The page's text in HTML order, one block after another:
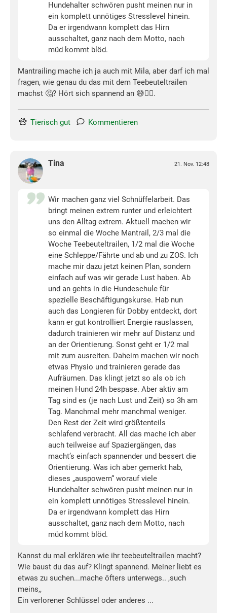
Hundehalter schwören pusht meinen nur in
ein komplett unnötiges Stresslevel hinein.
Da er irgendwann komplett das Hirn
ausschaltet, ganz nach dem Motto, nach
müd kommt blöd.
Mantrailing mache ich ja auch mit Mila, aber darf ich mal
fragen, wie genau du das mit dem Teebeuteltrailen
machst 🤔? Hört sich spannend an 😅👍🏻.
Tierisch gut Kommentieren
Tina 21. Nov. 12:48
Wir machen ganz viel Schnüffelarbeit. Das
bringt meinen extrem runter und erleichtert
uns den Alltag extrem. Aktuell machen wir
so einmal die Woche Mantrail, 2/3 mal die
Woche Teebeuteltrailen, 1/2 mal die Woche
eine Schleppe/Fährte und ab und zu ZOS. Ich
mache mir dazu jetzt keinen Plan, sondern
einfach auf was wir gerade Lust haben. Ab
und an gehts in die Hundeschule für
spezielle Beschäftigungskurse. Hab nun
auch das Longieren für Dobby entdeckt, dort
kann er gut kontrolliert Energie rauslassen,
dadurch trainieren wir mehr auf Distanz und
an der Orientierung. Sonst geht er 1/2 mal
mit zum ausreiten. Daheim machen wir noch
etwas Physio und trainieren gerade das
Aufräumen. Das klingt jetzt so als ob ich
meinen Hund 24h bespase. Aber aktiv am
Tag sind es (je nach Lust und Zeit) so 3h am
Tag. Manchmal mehr manchmal weniger.
Den Rest der Zeit wird größtenteils
schlafend verbracht. All das mache ich aber
auch teilweise auf Spaziergängen, das
macht’s einfach spannender und bessert die
Orientierung. Was ich aber gemerkt hab,
dieses „auspowern“ worauf viele
Hundehalter schwören pusht meinen nur in
ein komplett unnötiges Stresslevel hinein.
Da er irgendwann komplett das Hirn
ausschaltet, ganz nach dem Motto, nach
müd kommt blöd.
Kannst du mal erklären wie ihr teebeuteltrailen macht?
Wie baust du das auf? Klingt spannend. Meiner liebt es
etwas zu suchen...mache öfters unterwegs.. ,such
meins,,
Ein verlorener Schlüssel oder anderes ...